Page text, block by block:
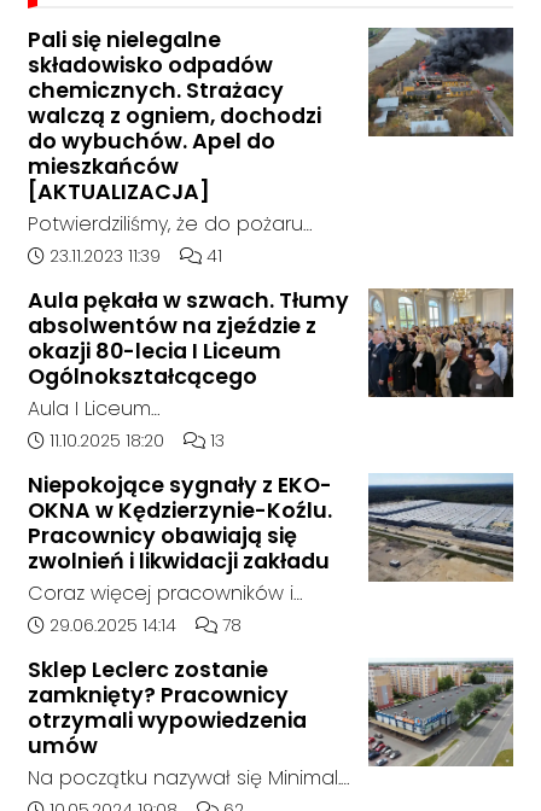
Pali się nielegalne
składowisko odpadów
chemicznych. Strażacy
walczą z ogniem, dochodzi
do wybuchów. Apel do
mieszkańców
[AKTUALIZACJA]
Potwierdziliśmy, że do pożaru
doszło w hali, w której nielegalnie
chemiczne.
Data dodania artykułu:
23.11.2023 11:39 Liczba komentarzy artykułu:
41
Aula pękała w szwach. Tłumy
absolwentów na zjeździe z
okazji 80-lecia I Liceum
Ogólnokształcącego
Aula I Liceum
Ogólnokształcącego im. Henryka
w sobotnie przedpołudnie
dosłownie pękała w szwach. Na
wyjątkowy zjazd absolwentów z
okazji jubileuszu 80-lecia szkoły
przyjechali ludzie z różnych
zakątków Polski i świata. W tym
roku zarejestrowało się ponad
1000 uczestników. To największy
zjazd w historii placówki.
Data dodania artykułu:
11.10.2025 18:20 Liczba komentarzy artykułu:
13
Niepokojące sygnały z EKO-
OKNA w Kędzierzynie-Koźlu.
Pracownicy obawiają się
zwolnień i likwidacji zakładu
Coraz więcej pracowników i
mieszkańców zgłasza się do
niepokojącej sytuacji w zakładzie
EKO-OKNA w Kędzierzynie-Koźlu.
Jak wynika z ich relacji, firma
miała w ostatnich tygodniach
rozpocząć proces masowego
Data dodania artykułu:
29.06.2025 14:14 Liczba komentarzy artykułu:
78
Sklep Leclerc zostanie
zamknięty? Pracownicy
otrzymali wypowiedzenia
umów
Na początku nazywał się Minimal.